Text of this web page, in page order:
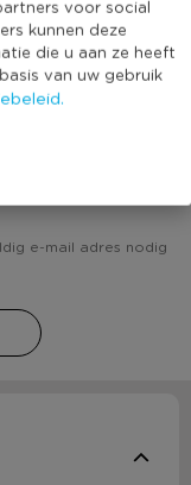
voor social
kunnen deze
die u aan ze heeft
van uw gebruik
geen score
cm -
e-mail adres nodig